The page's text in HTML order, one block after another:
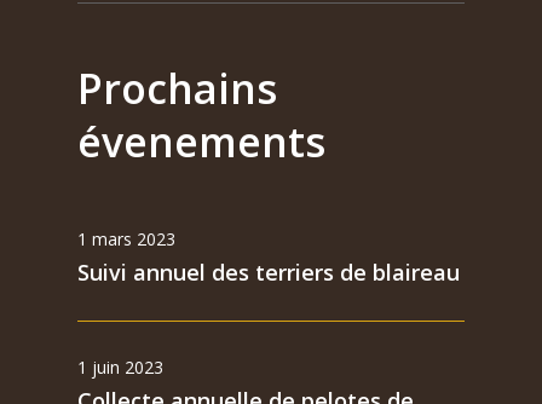
Prochains
évenements
1 mars 2023
Suivi annuel des terriers de blaireau
1 juin 2023